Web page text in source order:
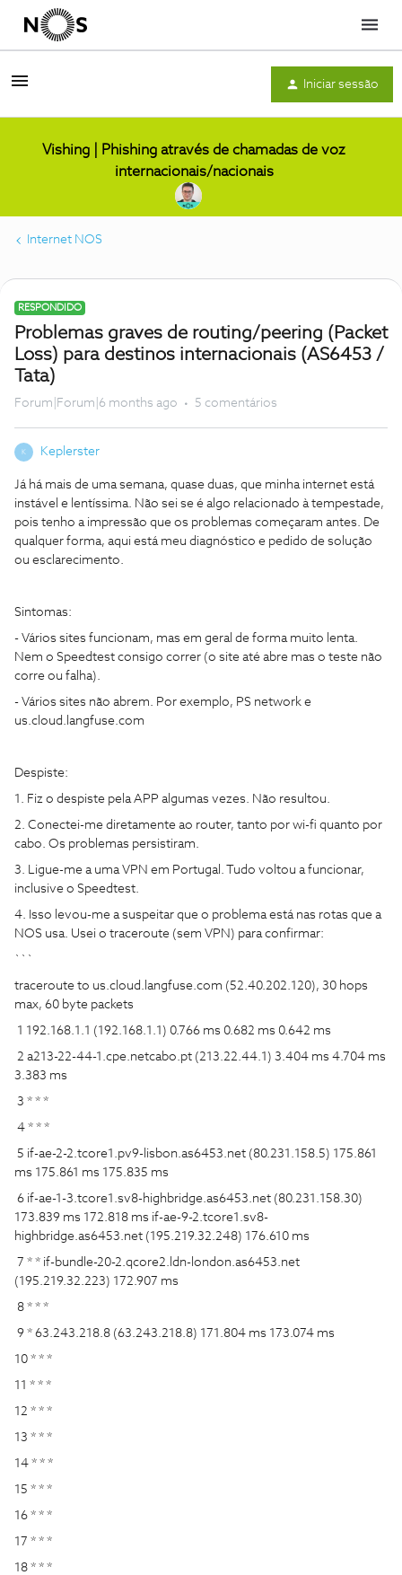
Menu
Iniciar sessão
Vishing | Phishing através de chamadas de voz
internacionais/nacionais
Internet NOS
RESPONDIDO
Problemas graves de routing/peering (Packet
Loss) para destinos internacionais (AS6453 /
Tata)
Forum|Forum|6 months ago 5 comentários
K Keplerster
Já há mais de uma semana, quase duas, que minha internet está
instável e lentíssima. Não sei se é algo relacionado à tempestade,
pois tenho a impressão que os problemas começaram antes. De
qualquer forma, aqui está meu diagnóstico e pedido de solução
ou esclarecimento.
Sintomas:
- Vários sites funcionam, mas em geral de forma muito lenta.
Nem o Speedtest consigo correr (o site até abre mas o teste não
corre ou falha).
- Vários sites não abrem. Por exemplo, PS network e
us.cloud.langfuse.com
Despiste:
1. Fiz o despiste pela APP algumas vezes. Não resultou.
2. Conectei-me diretamente ao router, tanto por wi-fi quanto por
cabo. Os problemas persistiram.
3. Ligue-me a uma VPN em Portugal. Tudo voltou a funcionar,
inclusive o Speedtest.
4. Isso levou-me a suspeitar que o problema está nas rotas que a
NOS usa. Usei o traceroute (sem VPN) para confirmar:
```
traceroute to us.cloud.langfuse.com (52.40.202.120), 30 hops
max, 60 byte packets
1 192.168.1.1 (192.168.1.1) 0.766 ms 0.682 ms 0.642 ms
2 a213-22-44-1.cpe.netcabo.pt (213.22.44.1) 3.404 ms 4.704 ms
3.383 ms
3 * * *
4 * * *
5 if-ae-2-2.tcore1.pv9-lisbon.as6453.net (80.231.158.5) 175.861
ms 175.861 ms 175.835 ms
6 if-ae-1-3.tcore1.sv8-highbridge.as6453.net (80.231.158.30)
173.839 ms 172.818 ms if-ae-9-2.tcore1.sv8-
highbridge.as6453.net (195.219.32.248) 176.610 ms
7 * * if-bundle-20-2.qcore2.ldn-london.as6453.net
(195.219.32.223) 172.907 ms
8 * * *
9 * 63.243.218.8 (63.243.218.8) 171.804 ms 173.074 ms
10 * * *
11 * * *
12 * * *
13 * * *
14 * * *
15 * * *
16 * * *
17 * * *
18 * * *